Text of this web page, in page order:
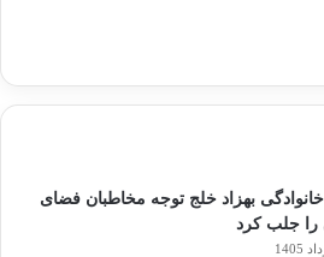
بهزاد خلج توجه مخاطبان فضای
را جلب کرد